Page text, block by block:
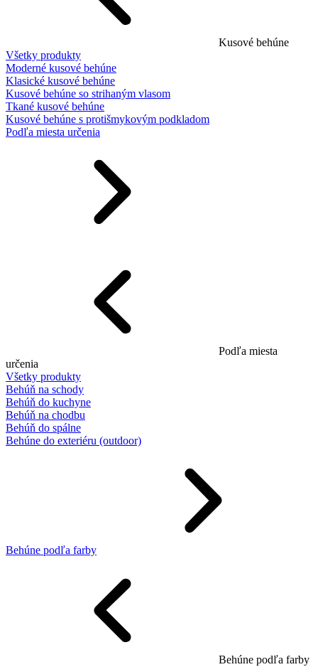
Kusové behúne
Všetky produkty
Moderné kusové behúne
Klasické kusové behúne
Kusové behúne so strihaným vlasom
Tkané kusové behúne
Kusové behúne s protišmykovým podkladom
Podľa miesta určenia
Podľa miesta
určenia
Všetky produkty
Behúň na schody
Behúň do kuchyne
Behúň na chodbu
Behúň do spálne
Behúne do exteriéru (outdoor)
Behúne podľa farby
Behúne podľa farby